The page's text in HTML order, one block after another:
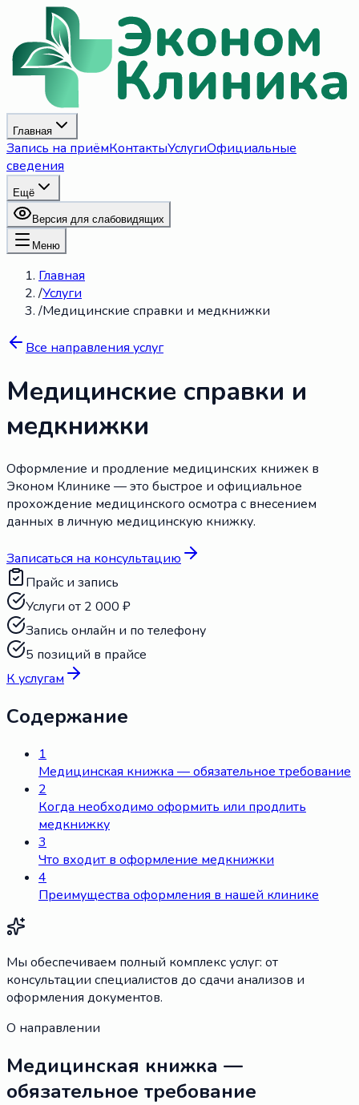
Главная
Запись на приёмКонтактыУслугиОфициальные
сведения
Ещё
Версия для слабовидящих
Меню
Главная
/Услуги
/Медицинские справки и медкнижки
Все направления услуг
Медицинские справки и
медкнижки
Оформление и продление медицинских книжек в
Эконом Клинике — это быстрое и официальное
прохождение медицинского осмотра с внесением
данных в личную медицинскую книжку.
Записаться на консультацию
Прайс и запись
Услуги от 2 000 ₽
Запись онлайн и по телефону
5 позиций в прайсе
К услугам
Содержание
1
Медицинская книжка — обязательное требование
2
Когда необходимо оформить или продлить
медкнижку
3
Что входит в оформление медкнижки
4
Преимущества оформления в нашей клинике
Мы обеспечиваем полный комплекс услуг: от
консультации специалистов до сдачи анализов и
оформления документов.
О направлении
Медицинская книжка —
обязательное требование